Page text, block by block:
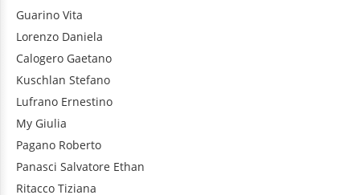
Guarino Vita
Lorenzo Daniela
Calogero Gaetano
Kuschlan Stefano
Lufrano Ernestino
My Giulia
Pagano Roberto
Panasci Salvatore Ethan
Ritacco Tiziana